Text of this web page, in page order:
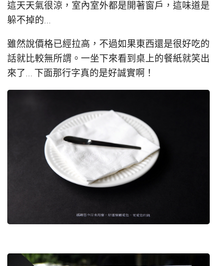
這天天氣很涼，室內室外都是開著窗戶，這味道是
躲不掉的…
雖然說價格已經拉高，不過如果東西還是很好吃的
話就比較無所謂。一坐下來看到桌上的餐紙就笑出
來了… 下面那行字真的是好誠實啊！